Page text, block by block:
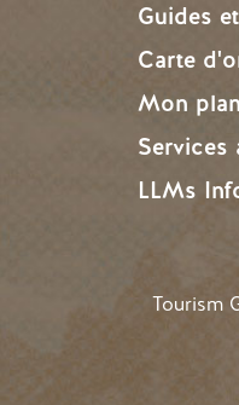
Guides
Carte
Mon
Services
LLMs
Tourism